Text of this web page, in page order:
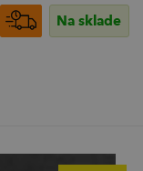
Na sklade